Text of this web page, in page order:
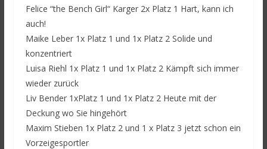
Felice “the Bench Girl“ Karger 2x Platz 1 Hart, kann ich
auch!
Maike Leber 1x Platz 1 und 1x Platz 2 Solide und
konzentriert
Luisa Riehl 1x Platz 1 und 1x Platz 2 Kämpft sich immer
wieder zurück
Liv Bender 1xPlatz 1 und 1x Platz 2 Heute mit der
Deckung wo Sie hingehört
Maxim Stieben 1x Platz 2 und 1 x Platz 3 jetzt schon ein
Vorzeigesportler